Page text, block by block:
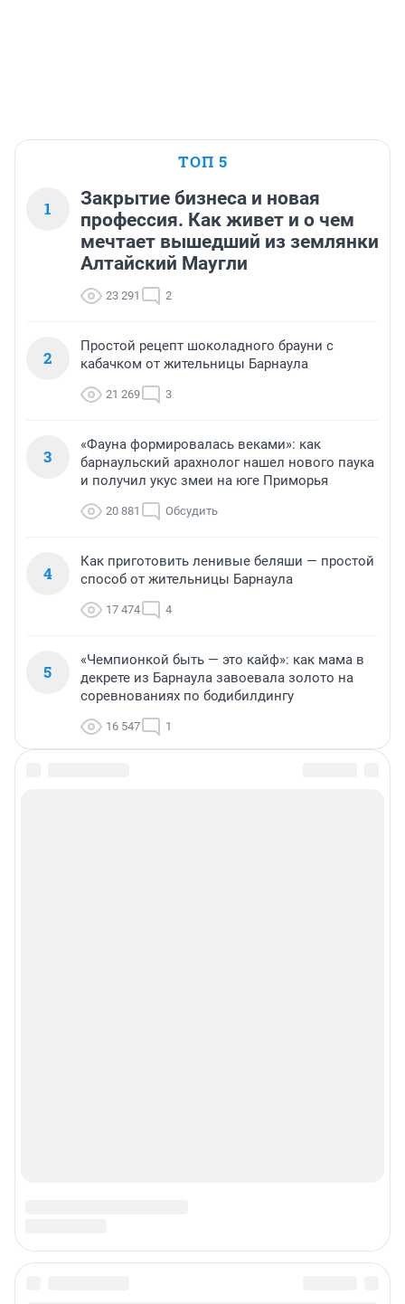
ТОП 5
1
Закрытие бизнеса и новая
профессия. Как живет и о чем
мечтает вышедший из землянки
Алтайский Маугли
23 291 2
2
Простой рецепт шоколадного брауни с
кабачком от жительницы Барнаула
21 269 3
3
«Фауна формировалась веками»: как
барнаульский арахнолог нашел нового паука
и получил укус змеи на юге Приморья
20 881 Обсудить
4
Как приготовить ленивые беляши — простой
способ от жительницы Барнаула
17 474 4
5
«Чемпионкой быть — это кайф»: как мама в
декрете из Барнаула завоевала золото на
соревнованиях по бодибилдингу
16 547 1